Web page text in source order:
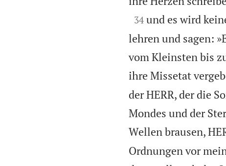

34 und es wird
lehren und sagen:
vom Kleinsten bis
ihre Missetat
der HERR, der die
Mondes und der
Wellen brausen,
Ordnungen vor